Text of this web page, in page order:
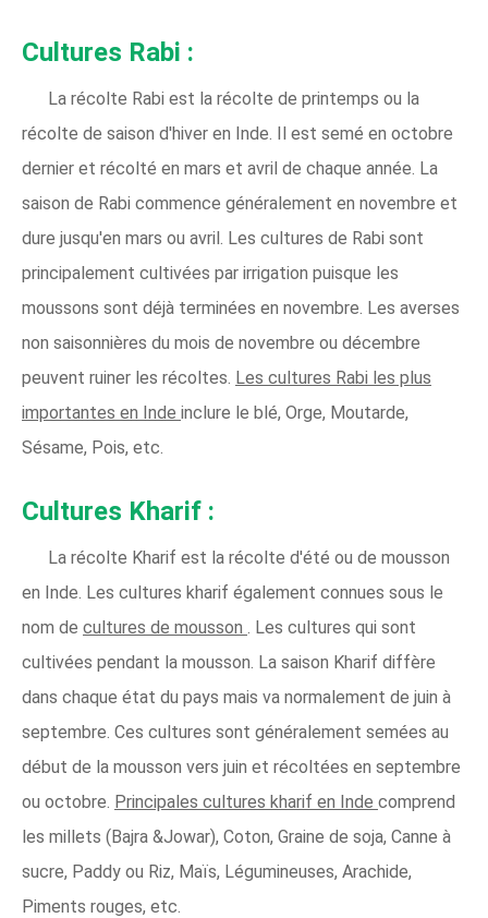
Cultures Rabi :
La récolte Rabi est la récolte de printemps ou la
récolte de saison d'hiver en Inde. Il est semé en octobre
dernier et récolté en mars et avril de chaque année. La
saison de Rabi commence généralement en novembre et
dure jusqu'en mars ou avril. Les cultures de Rabi sont
principalement cultivées par irrigation puisque les
moussons sont déjà terminées en novembre. Les averses
non saisonnières du mois de novembre ou décembre
peuvent ruiner les récoltes. Les cultures Rabi les plus
importantes en Inde inclure le blé, Orge, Moutarde,
Sésame, Pois, etc.
Cultures Kharif :
La récolte Kharif est la récolte d'été ou de mousson
en Inde. Les cultures kharif également connues sous le
nom de cultures de mousson . Les cultures qui sont
cultivées pendant la mousson. La saison Kharif diffère
dans chaque état du pays mais va normalement de juin à
septembre. Ces cultures sont généralement semées au
début de la mousson vers juin et récoltées en septembre
ou octobre. Principales cultures kharif en Inde comprend
les millets (Bajra &Jowar), Coton, Graine de soja, Canne à
sucre, Paddy ou Riz, Maïs, Légumineuses, Arachide,
Piments rouges, etc.